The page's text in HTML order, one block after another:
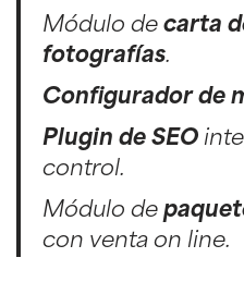
Módulo de carta
fotografías.
Configurador de
Plugin de SEO
control.
Módulo de
con venta on line.